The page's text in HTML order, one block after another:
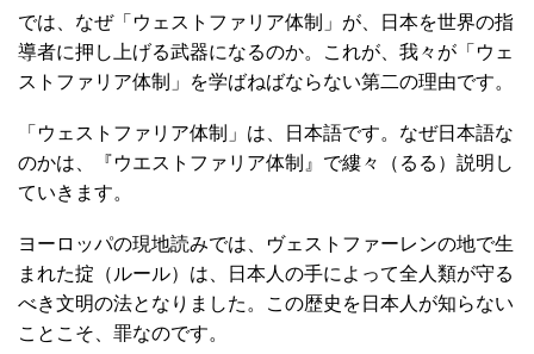
では、なぜ「ウェストファリア体制」が、日本を世界の指
導者に押し上げる武器になるのか。これが、我々が「ウェ
ストファリア体制」を学ばねばならない第二の理由です。
「ウェストファリア体制」は、日本語です。なぜ日本語な
のかは、『ウエストファリア体制』で縷々（るる）説明し
ていきます。
ヨーロッパの現地読みでは、ヴェストファーレンの地で生
まれた掟（ルール）は、日本人の手によって全人類が守る
べき文明の法となりました。この歴史を日本人が知らない
ことこそ、罪なのです。